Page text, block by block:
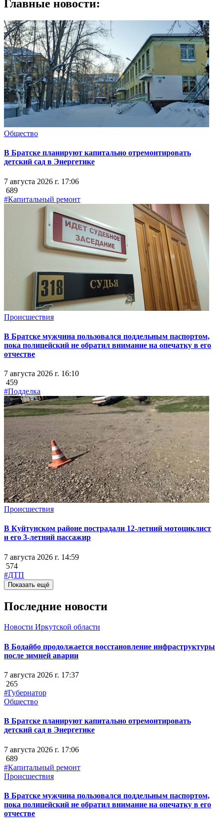
Главные новости:
Общество
В Братске планируют капитально отремонтировать
детский сад в Энергетике
7 августа 2026 г. 17:06
689
#Капитальный ремонт
Происшествия
В Братске мужчина пользовался поддельным паспортом,
пока полицейский не обратил внимание на опечатку в его
отчестве
7 августа 2026 г. 16:10
459
#Подделка
Происшествия
В Куйтунском районе пострадали 12-летний мотоциклист
и его 3-летний пассажир
7 августа 2026 г. 14:59
574
#ДТП
Показать ещё
Последние новости
Новости Иркутской области
В Бодайбо продолжается восстановление инфраструктуры
после зимней аварии
7 августа 2026 г. 17:37
265
#Губернатор
Общество
В Братске планируют капитально отремонтировать
детский сад в Энергетике
7 августа 2026 г. 17:06
689
#Капитальный ремонт
Происшествия
В Братске мужчина пользовался поддельным паспортом,
пока полицейский не обратил внимание на опечатку в его
отчестве